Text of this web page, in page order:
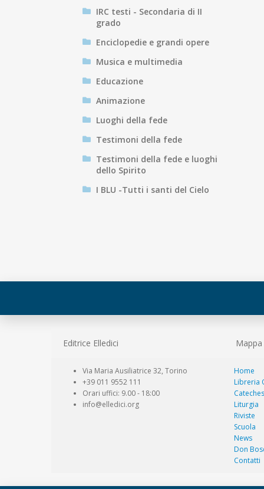
IRC testi - Secondaria di II
grado
Enciclopedie e grandi opere
Musica e multimedia
Educazione
Animazione
Luoghi della fede
Testimoni della fede
Testimoni della fede e luoghi
dello Spirito
I BLU -Tutti i santi del Cielo
Editrice Elledici
Via Maria Ausiliatrice 32, Torino
+39 011 9552 111
Orari uffici: 9.00 - 18:00
info@elledici.org
Home
Libreria
Liturgia
Riviste
Scuola
News
Don
Contatti